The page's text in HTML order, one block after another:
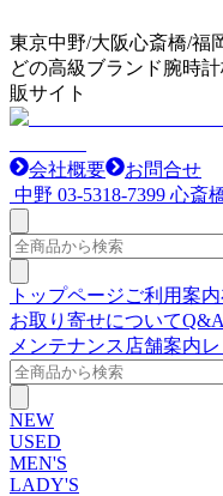
東京中野/大阪心斎橋/福
どの高級ブランド腕時
販サイト
会社概要
お問合せ
中野 03-5318-7399 心斎
トップページご利用案内
お取り寄せについてQ&A
メンテナンス 店舗案内
NEW
USED
MEN'S
LADY'S